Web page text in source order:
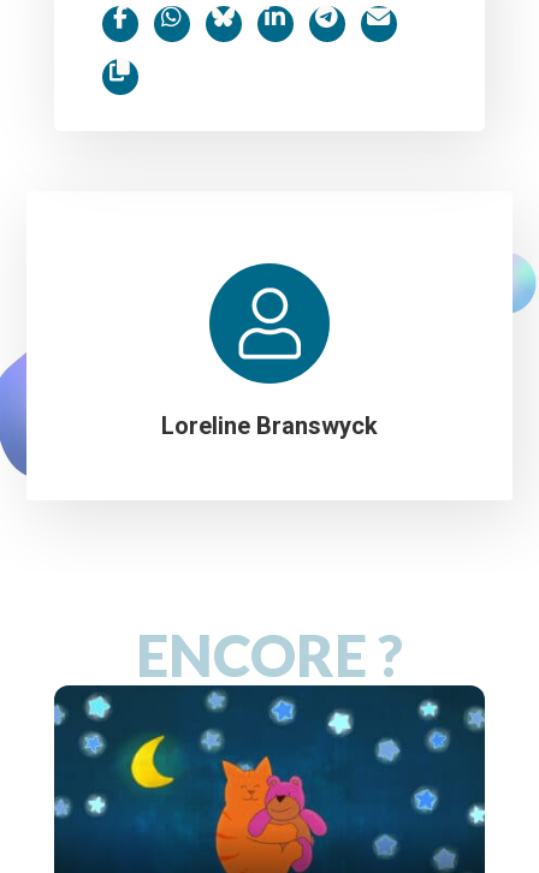
Loreline Branswyck
ENCORE ?